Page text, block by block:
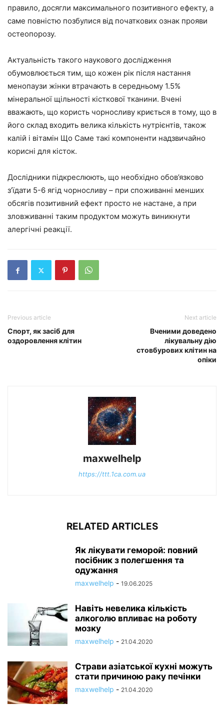
правило, досягли максимального позитивного ефекту, а
саме повністю позбулися від початкових ознак прояви
остеопорозу.
Актуальність такого наукового дослідження
обумовлюється тим, що кожен рік після настання
менопаузи жінки втрачають в середньому 1.5%
мінеральної щільності кісткової тканини. Вчені
вважають, що користь чорносливу криється в тому, що в
його склад входить велика кількість нутрієнтів, також
калій і вітамін Що Саме такі компоненти надзвичайно
корисні для кісток.
Дослідники підкреслюють, що необхідно обов’язково
з’їдати 5-6 ягід чорносливу – при споживанні менших
обсягів позитивний ефект просто не настане, а при
зловживанні таким продуктом можуть виникнути
алергічні реакції.
Previous article
Спорт, як засіб для
оздоровлення клітин
Next article
Вченими доведено
лікувальну дію
стовбурових клітин на
опіки
maxwelhelp
https://ttt.1ca.com.ua
RELATED ARTICLES
Як лікувати геморой: повний
посібник з полегшення та
одужання
maxwelhelp - 19.06.2025
Навіть невелика кількість
алкоголю впливає на роботу
мозку
maxwelhelp - 21.04.2020
Страви азіатської кухні можуть
стати причиною раку печінки
maxwelhelp - 21.04.2020